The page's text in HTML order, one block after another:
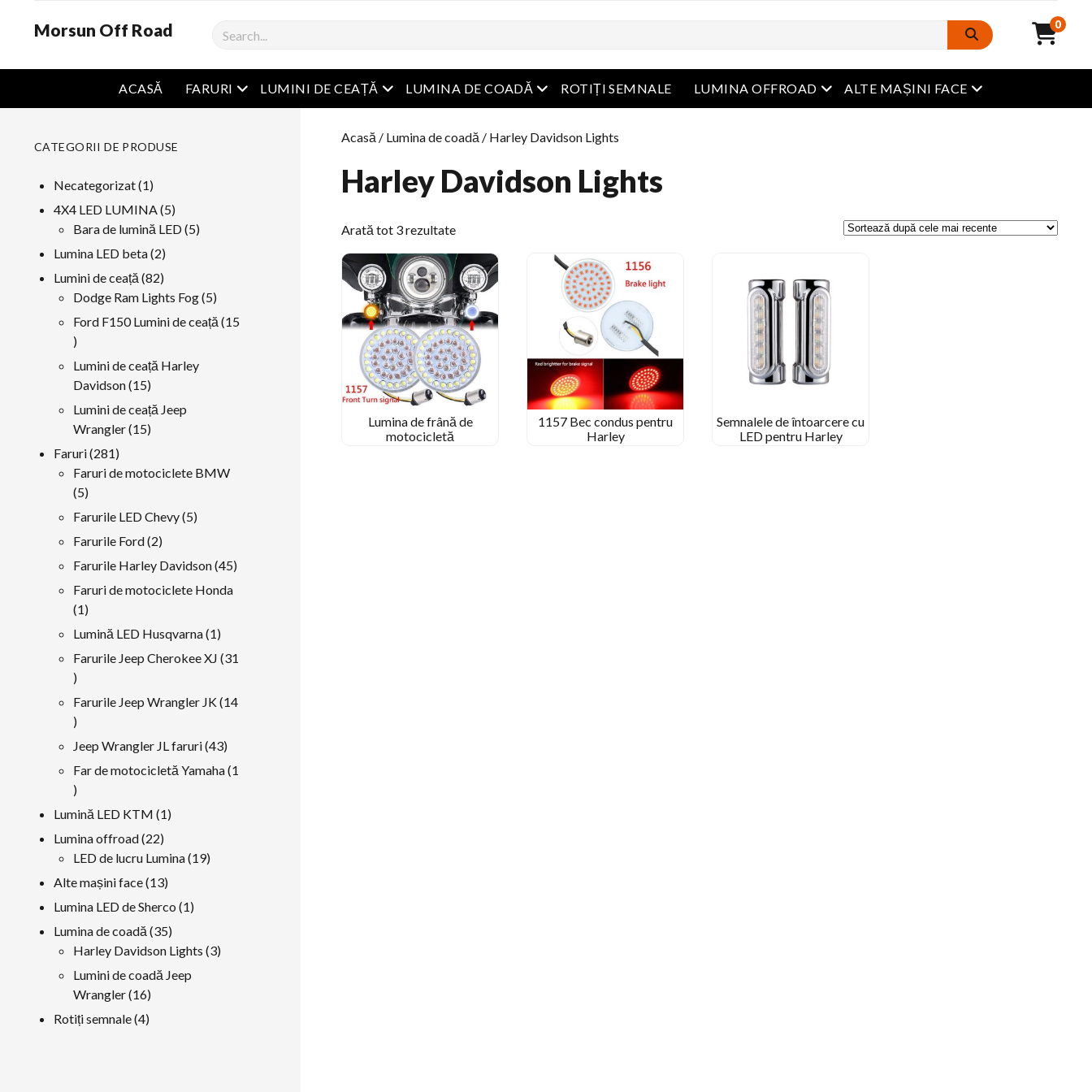
Morsun Off Road Căutare 0
ACASĂ FARURI Meniu Deschide
LUMINI DE CEAȚĂ Meniu Deschide
LUMINA DE COADĂ Meniu Deschide
ROTIȚI SEMNALE LUMINA OFFROAD Meniu Deschide
ALTE MAȘINI FACE Meniu Deschide
Acasă / Lumina de coadă / Harley Davidson Lights
Harley Davidson Lights
Arată tot 3 rezultateSortat
cel
mai
târziu
Lumina de frână de
motocicletă
1157 Bec condus pentru
Harley
Semnalele de întoarcere cu
LED pentru Harley
CATEGORII DE PRODUSE
Necategorizat 11
produs
4X4 LED LUMINA 55
produse
Bara de lumină LED 55
Lumina LED beta 22
produse
Lumini de ceață 8282
produse
Dodge Ram Lights Fog 55
produse
Ford F150 Lumini de ceață 15
15
produse
Lumini de ceață Harley
Davidson 1515
produse
Lumini de ceață Jeep
Wrangler 1515
Faruri 281281
produse
Faruri de motociclete BMW
55
produse
Farurile LED Chevy 55
Farurile Ford 22
produse
Farurile Harley Davidson 4545
Faruri de motociclete Honda
11
produs
Lumină LED Husqvarna 11
produs
Farurile Jeep Cherokee XJ 31
31
produse
Farurile Jeep Wrangler JK 14
14
produse
Jeep Wrangler JL faruri 4343
produse
Far de motocicletă Yamaha 1
1
produs
Lumină LED KTM 11
Lumina offroad 2222
produse
LED de lucru Lumina 1919
Alte mașini face 1313
produse
Lumina LED de Sherco 11
Lumina de coadă 3535
produse
Harley Davidson Lights 33
Lumini de coadă Jeep
Wrangler 1616
produse
Rotiți semnale 44